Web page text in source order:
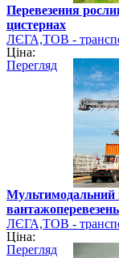
Перевезення
цистернах
ЛЄГА,ТОВ -
Ціна:
Перегляд
Мультимодальний
вантажоперевезень
ЛЄГА,ТОВ -
Ціна:
Перегляд